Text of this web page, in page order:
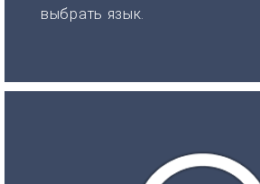
выбрать язык.